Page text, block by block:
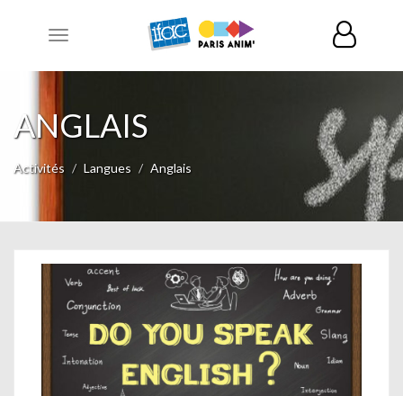
Toggle
ANGLAIS
Activités Langues Anglais